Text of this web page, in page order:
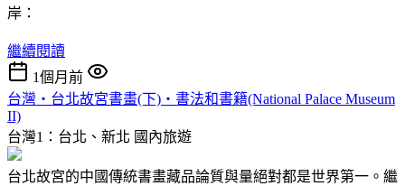
岸：
繼續閱讀
1個月前
台灣‧台北故宮書畫(下)‧書法和書籍(National Palace Museum
II)
台灣1：台北、新北 國內旅遊
台北故宮的中國傳統書畫藏品論質與量絕對都是世界第一。繼